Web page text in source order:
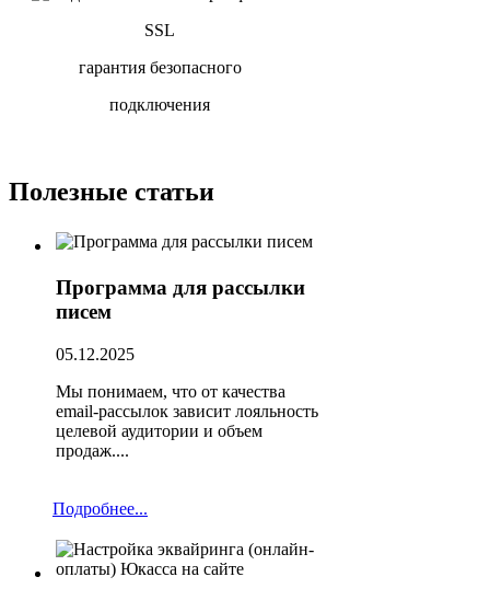
SSL
гарантия безопасного
подключения
Полезные статьи
Программа для рассылки
писем
05.12.2025
Мы понимаем, что от качества
email-рассылок зависит лояльность
целевой аудитории и объем
продаж....
Подробнее...